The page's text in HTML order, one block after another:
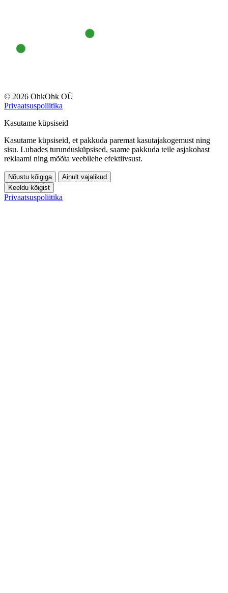
© 2026 OhkOhk OÜ
Privaatsuspoliitika
Kasutame küpsiseid
Kasutame küpsiseid, et pakkuda paremat kasutajakogemust ning
sisu. Lubades turundusküpsised, saame pakkuda teile asjakohast
reklaami ning mõõta veebilehe efektiivsust.
Nõustu kõigiga
Ainult vajalikud
Keeldu kõigist
Privaatsuspoliitika